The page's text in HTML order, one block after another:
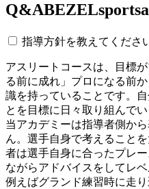
Q&A
指導方針を教えてくださ
アスリートコースは、目標
る前に成れ」プロになる前
識を持っていることです。
とを目標に日々取り組んでい
当アカデミーは指導者側か
ん。選手自身で考えること
者は選手自身に合ったプレ
ながらアドバイスをしてレ
例えばグランド練習時に走